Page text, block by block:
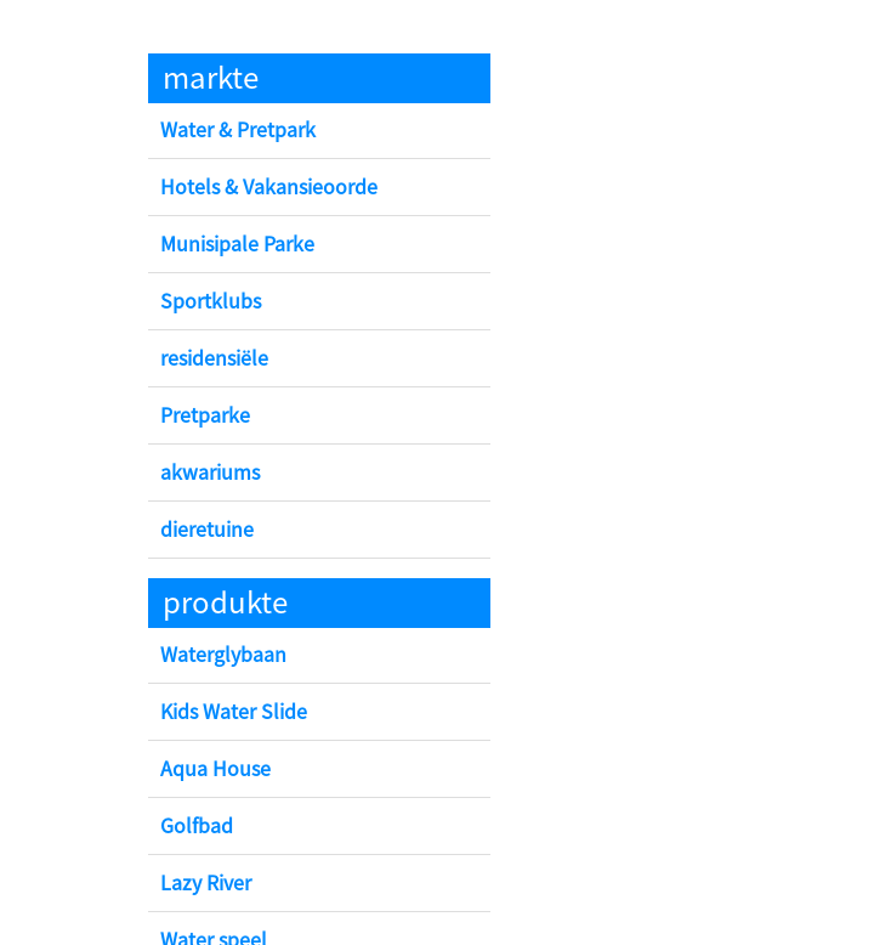
markte
Water & Pretpark
Hotels & Vakansieoorde
Munisipale Parke
Sportklubs
residensiële
Pretparke
akwariums
dieretuine
produkte
Waterglybaan
Kids Water Slide
Aqua House
Golfbad
Lazy River
Water speel